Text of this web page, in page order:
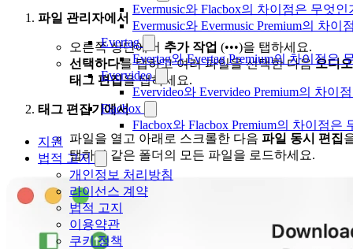
Evermusic와 Flacbox의 차이점은 무엇인
Evermusic와 Evermusic Premium의 차이
Evertag
Evertag와 Evertag Premium의 차이점은
Evervideo
Evervideo와 Evervideo Premium의 차이
Flacbox
Flacbox와 Flacbox Premium의 차이점은
지원
법적 고지
개인정보 처리방침
라이선스 계약
법적 고지
이용약관
쿠키 정책
파일 관리자에서
오른쪽 상단에서 추가 작업 (•••)을 탭하세요.
선택하다를 탭하고 여러 파일을 선택한 다음오디오
태그 편집을 탭하세요.
태그 편집기에서
파일을 열고 아래로 스크롤한 다음 파일 동시 편집
탭하여 같은 폴더의 모든 파일을 로드하세요.